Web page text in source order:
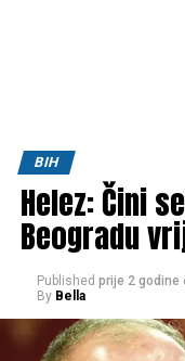
BIH
Helez: Čini
Beogradu
Published prije 2 godine
By Bella